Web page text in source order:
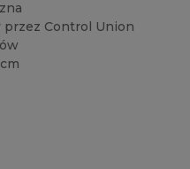
przez Control Union